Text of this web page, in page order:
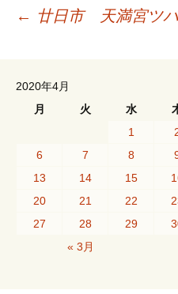
投
稿
ナ
ビ
ゲ
← 廿日市 天満宮ツ
2020年4月
月
火 水
1
6
7 8
13
14 15
20
21 22
27
28 29
« 3月